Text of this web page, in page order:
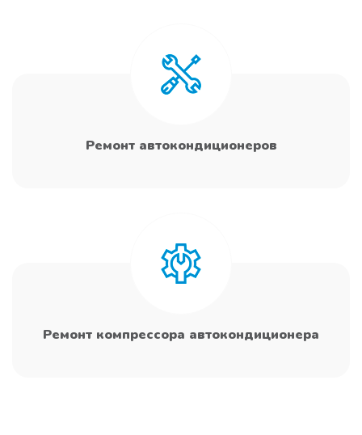
Ремонт автокондиционеров
Ремонт компрессора автокондиционера